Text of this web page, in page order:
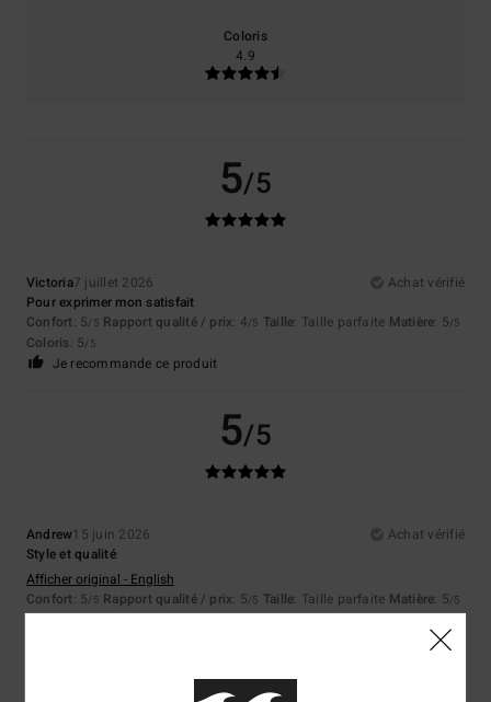
Coloris
4.9
5/5
Victoria7 juillet 2026
Achat vérifié
Pour exprimer mon satisfait
Confort: 5/5 Rapport qualité / prix: 4/5 Taille: Taille parfaite Matière: 5/5
Coloris: 5/5
Je recommande ce produit
5/5
Andrew15 juin 2026
Achat vérifié
Style et qualité
Afficher original - English
Confort: 5/5 Rapport qualité / prix: 5/5 Taille: Taille parfaite Matière: 5/5
Coloris: 5